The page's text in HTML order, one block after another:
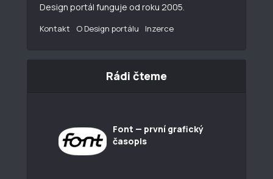
Design portál funguje od roku 2005.
Kontakt O Design portálu Inzerce
Rádi čteme
Font — první grafický
časopis